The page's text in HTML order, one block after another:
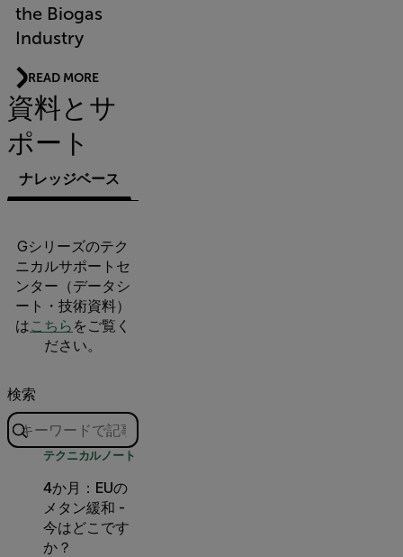
the Biogas
Industry
READ MORE
資料とサ
ポート
ナレッジベース
Gシリーズのテク
ニカルサポートセ
ンター（データシ
ート・技術資料）
はこちら をご覧く
ださい。
検索
テクニカルノート
4か月：EUの
メタン緩和 -
今はどこです
か？